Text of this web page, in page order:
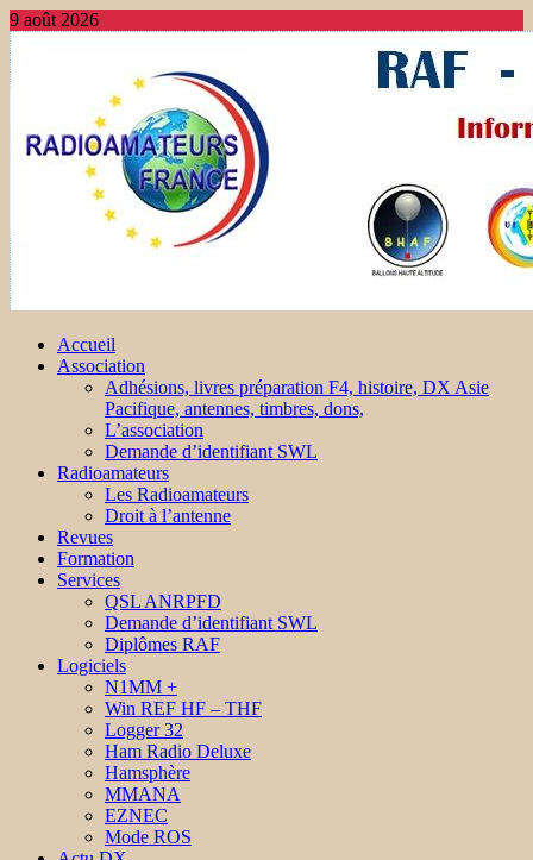
9 août 2026
Accueil
Association
Adhésions, livres préparation F4, histoire, DX Asie
Pacifique, antennes, timbres, dons,
L’association
Demande d’identifiant SWL
Radioamateurs
Les Radioamateurs
Droit à l’antenne
Revues
Formation
Services
QSL ANRPFD
Demande d’identifiant SWL
Diplômes RAF
Logiciels
N1MM +
Win REF HF – THF
Logger 32
Ham Radio Deluxe
Hamsphère
MMANA
EZNEC
Mode ROS